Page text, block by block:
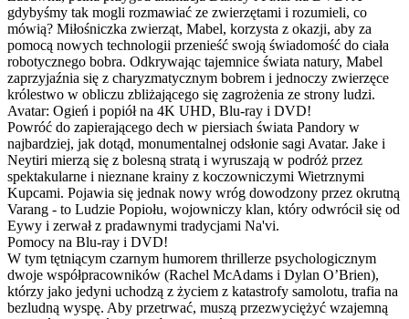
gdybyśmy tak mogli rozmawiać ze zwierzętami i rozumieli, co
mówią? Miłośniczka zwierząt, Mabel, korzysta z okazji, aby za
pomocą nowych technologii przenieść swoją świadomość do ciała
robotycznego bobra. Odkrywając tajemnice świata natury, Mabel
zaprzyjaźnia się z charyzmatycznym bobrem i jednoczy zwierzęce
królestwo w obliczu zbliżającego się zagrożenia ze strony ludzi.
Avatar: Ogień i popiół na 4K UHD, Blu-ray i DVD!
Powróć do zapierającego dech w piersiach świata Pandory w
najbardziej, jak dotąd, monumentalnej odsłonie sagi Avatar. Jake i
Neytiri mierzą się z bolesną stratą i wyruszają w podróż przez
spektakularne i nieznane krainy z koczowniczymi Wietrznymi
Kupcami. Pojawia się jednak nowy wróg dowodzony przez okrutną
Varang - to Ludzie Popiołu, wojowniczy klan, który odwrócił się od
Eywy i zerwał z pradawnymi tradycjami Na'vi.
Pomocy na Blu-ray i DVD!
W tym tętniącym czarnym humorem thrillerze psychologicznym
dwoje współpracowników (Rachel McAdams i Dylan O’Brien),
którzy jako jedyni uchodzą z życiem z katastrofy samolotu, trafia na
bezludną wyspę. Aby przetrwać, muszą przezwyciężyć wzajemną